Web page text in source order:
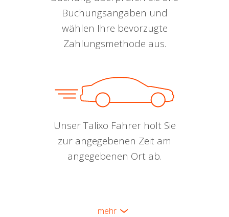
Buchungsangaben und
wählen Ihre bevorzugte
Zahlungsmethode aus.
Unser Talixo Fahrer holt Sie
zur angegebenen Zeit am
angegebenen Ort ab.
mehr